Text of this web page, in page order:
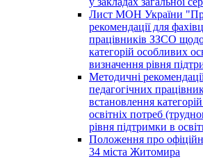
Лист МОН України
рекомендації для
працівників ЗЗСО
категорій особливих
визначення рівня
Методичні
педагогічних
встановлення
освітніх потреб
рівня підтримки в
Положення про
34 міста Житомира